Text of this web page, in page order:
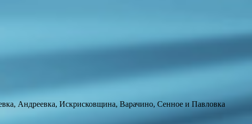
Андреевка, Искрисковщина, Варачино, Сенное и Павловка